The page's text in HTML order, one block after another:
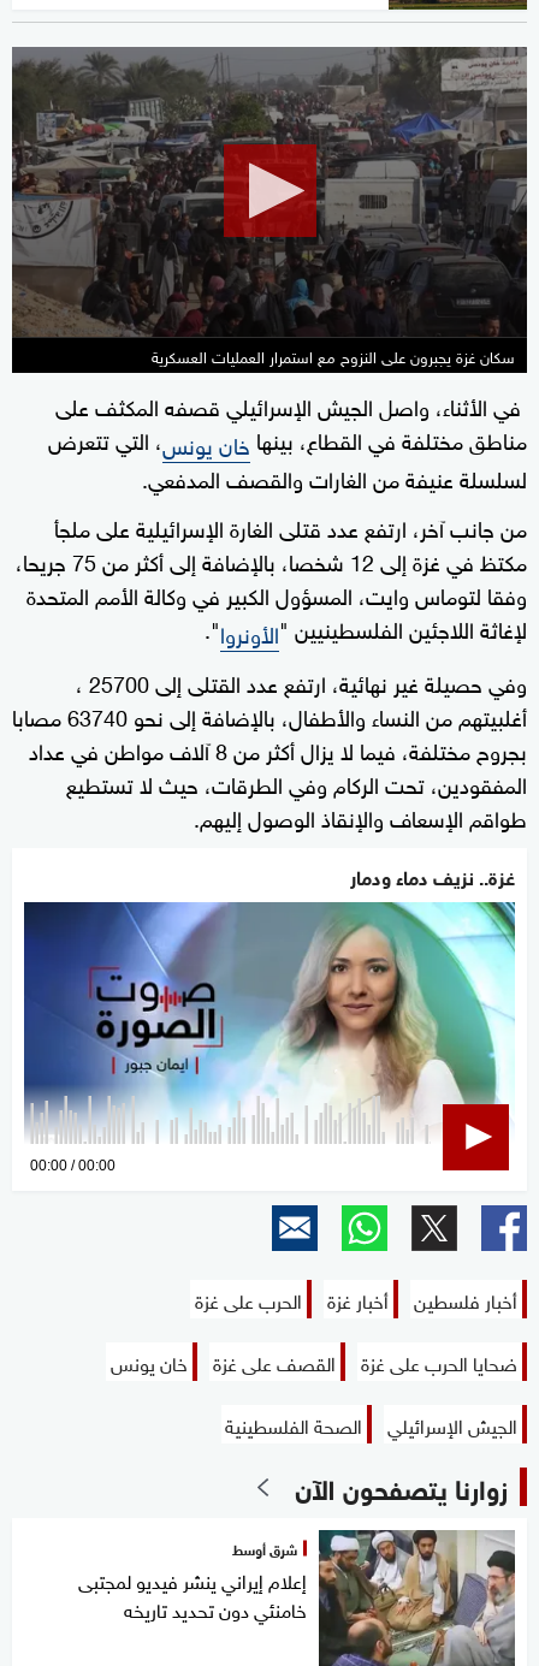
0
seconds
35
seconds
سكان غزة يجبرون على النزوح مع استمرار العمليات العسكرية
في الأثناء، واصل الجيش الإسرائيلي قصفه المكثف على
مناطق مختلفة في القطاع، بينها خان يونس، التي تتعرض
لسلسلة عنيفة من الغارات والقصف المدفعي.
من جانب آخر، ارتفع عدد قتلى الغارة الإسرائيلية على ملجأ
مكتظ في غزة إلى 12 شخصا، بالإضافة إلى أكثر من 75 جريحا،
وفقا لتوماس وايت، المسؤول الكبير في وكالة الأمم المتحدة
لإغاثة اللاجئين الفلسطينيين "الأونروا".
وفي حصيلة غير نهائية، ارتفع عدد القتلى إلى 25700 ،
أغلبيتهم من النساء والأطفال، بالإضافة إلى نحو 63740 مصابا
بجروح مختلفة، فيما لا يزال أكثر من 8 آلاف مواطن في عداد
المفقودين، تحت الركام وفي الطرقات، حيث لا تستطيع
طواقم الإسعاف والإنقاذ الوصول إليهم.
غزة.. نزيف دماء ودمار
0
00:00 00:00
أخبار فلسطين أخبار غزة
الحرب على غزة
ضحايا الحرب على غزة
القصف على غزة
خان يونس
الجيش الإسرائيلي
الصحة الفلسطينية
زوارنا يتصفحون الآن
شرق أوسط
إعلام إيراني ينشر فيديو لمجتبى
خامنئي دون تحديد تاريخه